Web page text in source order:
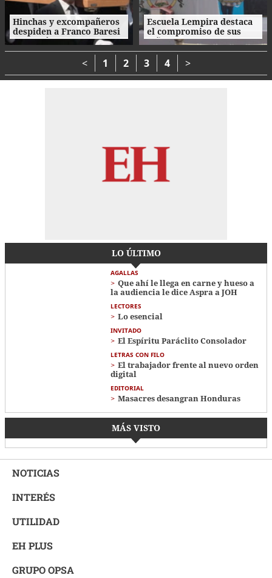
Hinchas y excompañeros
despiden a Franco Baresi
con un último 'Ciao
capitano'
Escuela Lempira destaca
el compromiso de sus
niños con el cuidado del
medio ambiente
< 1 2 3 4 >
LO ÚLTIMO
AGALLAS
Que ahí le llega en carne y hueso a
la audiencia le dice Aspra a JOH
LECTORES
Lo esencial
INVITADO
El Espíritu Paráclito Consolador
LETRAS CON FILO
El trabajador frente al nuevo orden
digital
EDITORIAL
Masacres desangran Honduras
MÁS VISTO
NOTICIAS
INTERÉS
UTILIDAD
EH PLUS
GRUPO OPSA